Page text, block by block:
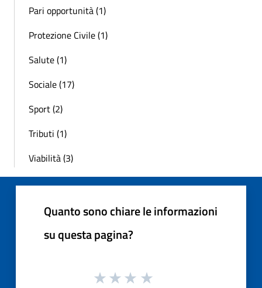
Pari opportunità (1)
Protezione Civile (1)
Salute (1)
Sociale (17)
Sport (2)
Tributi (1)
Viabilità (3)
Quanto sono chiare le informazioni
su questa pagina?